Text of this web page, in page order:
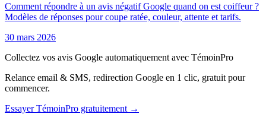
Comment répondre à un avis négatif Google quand on est coiffeur ?
Modèles de réponses pour coupe ratée, couleur, attente et tarifs.
30 mars 2026
Collectez vos avis Google automatiquement avec TémoinPro
Relance email & SMS, redirection Google en 1 clic, gratuit pour
commencer.
Essayer TémoinPro gratuitement →